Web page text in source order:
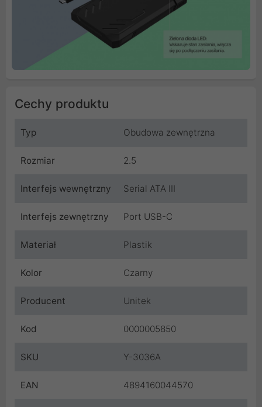
Cechy produktu
Typ Obudowa zewnętrzna
Rozmiar 2.5
Interfejs wewnętrzny Serial ATA III
Interfejs zewnętrzny Port USB-C
Materiał Plastik
Kolor Czarny
Producent Unitek
Kod 0000005850
SKU Y-3036A
EAN 4894160044570